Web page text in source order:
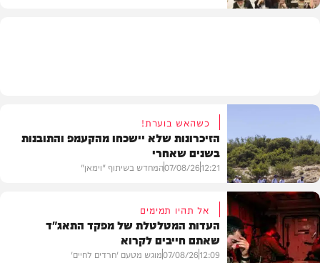
וידאו
כשהאש בוערת!
הזיכרונות שלא יישכחו מהקעמפ והתובנות
בשנים שאחרי
12:21
07/08/26המחדש בשיתוף "וימאן"
אל תהיו תמימים
העדות המטלטלת של מפקד התאג"ד
שאתם חייבים לקרוא
12:09
07/08/26מוגש מטעם 'חרדים לחיים'